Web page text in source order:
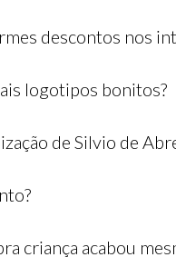
descontos nos
logotipos bonitos?
de Silvio de
criança acabou